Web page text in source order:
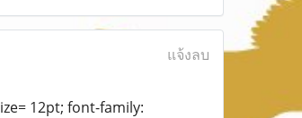
แจ้งลบ
12pt; font-family: